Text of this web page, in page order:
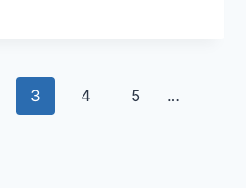
3 4 5 …